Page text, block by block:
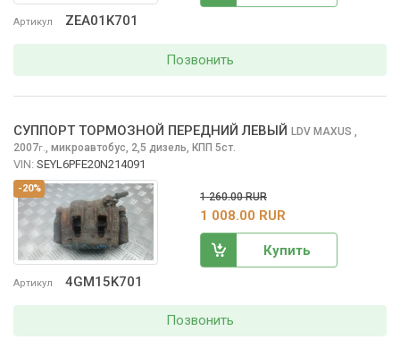
Артикул ZEA01K701
Позвонить
-20%
Артикул 4GM15K701
СУППОРТ ТОРМОЗНОЙ ПЕРЕДНИЙ ЛЕВЫЙ LDV MAXUS ,
2007г., микроавтобус, 2,5 дизель, КПП 5ст.
VIN: SEYL6PFE20N214091
1 260.00 RUR
1 008.00 RUR
Купить
Позвонить